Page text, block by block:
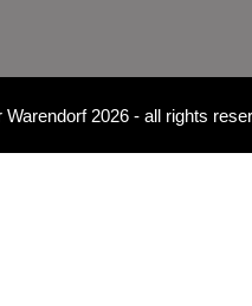
Warendorf 2026- all rights